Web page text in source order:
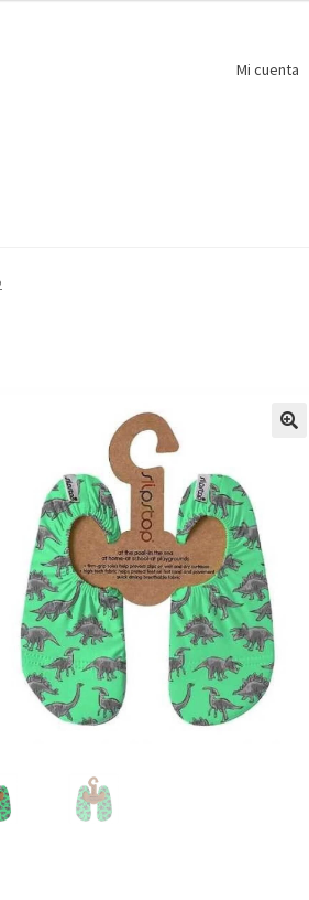
Mi cuenta